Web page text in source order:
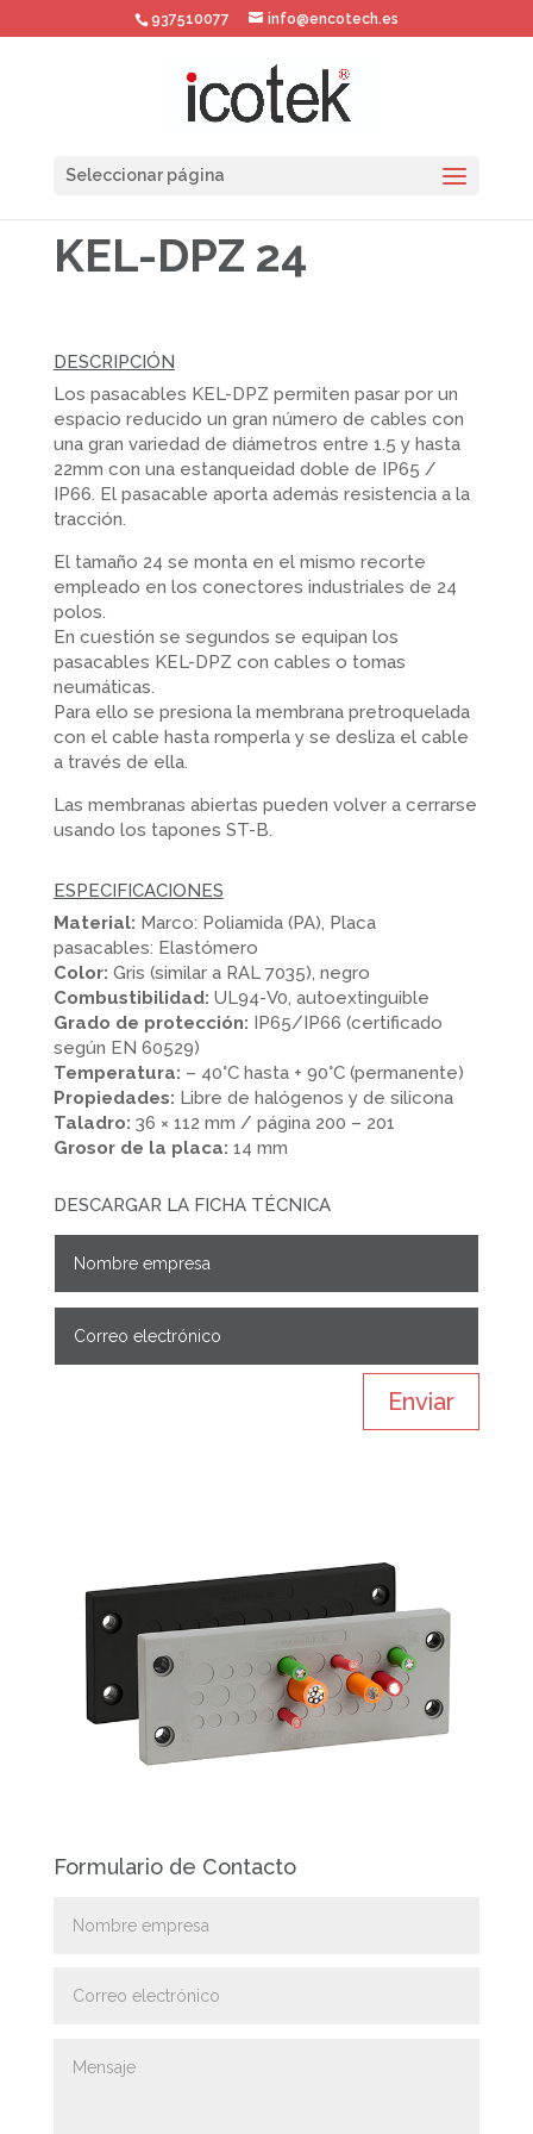
937510077 info@encotech.es
Seleccionar página
KEL-DPZ 24
DESCRIPCIÓN
Los pasacables KEL-DPZ permiten pasar por un
espacio reducido un gran número de cables con
una gran variedad de diámetros entre 1.5 y hasta
22mm con una estanqueidad doble de IP65 /
IP66. El pasacable aporta además resistencia a la
tracción.
El tamaño 24 se monta en el mismo recorte
empleado en los conectores industriales de 24
polos.
En cuestión se segundos se equipan los
pasacables KEL-DPZ con cables o tomas
neumáticas.
Para ello se presiona la membrana pretroquelada
con el cable hasta romperla y se desliza el cable
a través de ella.
Las membranas abiertas pueden volver a cerrarse
usando los tapones ST-B.
ESPECIFICACIONES
Material: Marco: Poliamida (PA), Placa
pasacables: Elastómero
Color: Gris (similar a RAL 7035), negro
Combustibilidad: UL94-V0, autoextinguible
Grado de protección: IP65/IP66 (certificado
según EN 60529)
Temperatura: – 40°C hasta + 90°C (permanente)
Propiedades: Libre de halógenos y de silicona
Taladro: 36 × 112 mm / página 200 – 201
Grosor de la placa: 14 mm
DESCARGAR LA FICHA TÉCNICA
Enviar
Formulario de Contacto